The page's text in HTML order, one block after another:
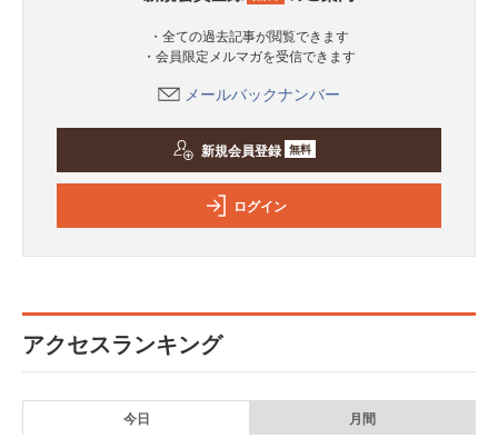
・全ての過去記事が閲覧できます
・会員限定メルマガを受信できます
メールバックナンバー
新規会員登録 無料
ログイン
アクセスランキング
今日 月間